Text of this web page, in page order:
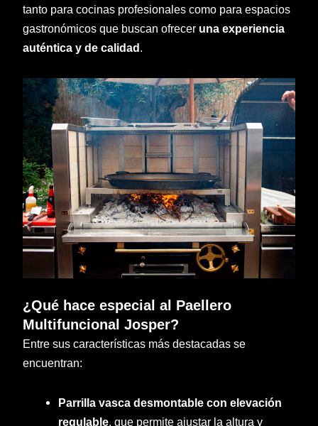
tanto para cocinas profesionales como para espacios
gastronómicos que buscan ofrecer una experiencia
auténtica y de calidad .
¿Qué hace especial al Paellero
Multifuncional Josper?
Entre sus características más destacadas se
encuentran:
Parrilla vasca desmontable con elevación
regulable, que permite ajustar la altura y